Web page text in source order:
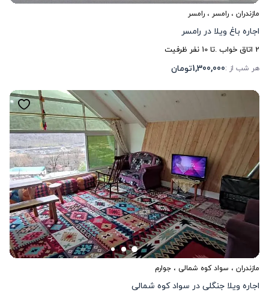
مازندران ، رامسر ، رامسر
اجاره باغ ویلا در رامسر
2 اتاق خواب .تا10 نفر ظرفیت
هر شب از :1,300,000تومان
مازندران ، سواد کوه شمالی ، جوارم
اجاره ویلا جنگلی در سواد کوه شمالی